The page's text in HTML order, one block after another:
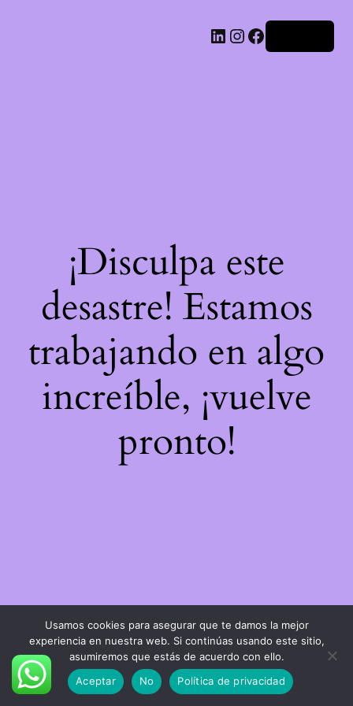
LinkedIn
Instagram
Facebook
¡Disculpa este
desastre! Estamos
trabajando en algo
increíble, ¡vuelve
pronto!
Usamos cookies para asegurar que te damos la mejor
experiencia en nuestra web. Si continúas usando este sitio,
asumiremos que estás de acuerdo con ello.
Aceptar
No Política de privacidad